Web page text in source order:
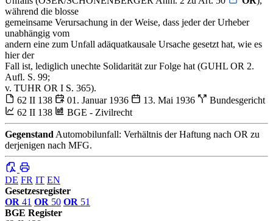
während die blosse
gemeinsame Verursachung in der Weise, dass jeder der Urheber
unabhängig vom
andern eine zum Unfall adäquatkausale Ursache gesetzt hat, wie es
hier der
Fall ist, lediglich unechte Solidarität zur Folge hat (GUHL OR 2.
Aufl. S. 99;
v. TUHR OR I S. 365).
62 II 138
01. Januar 1936 13. Mai 1936
Bundesgericht
62 II 138
BGE - Zivilrecht
Gegenstand Automobilunfall: Verhältnis der Haftung nach OR zu
derjenigen nach MFG.
DE FR IT EN
Gesetzesregister
OR 41 OR 50 OR 51
BGE Register